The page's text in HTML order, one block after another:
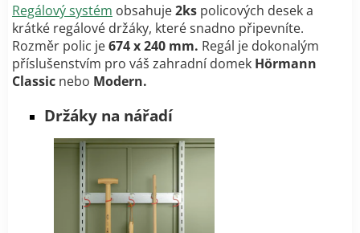
Regálový systém obsahuje2ks policových desek a
krátké regálové držáky, které snadno připevníte.
Rozměr polic je674 x 240 mm. Regál je dokonalým
příslušenstvím pro váš zahradní domek Hörmann
Classic nebo Modern.
Držáky na nářadí